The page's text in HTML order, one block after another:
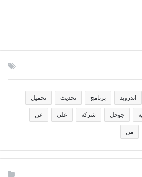
اندرويد برنامج تحديث تحميل
جوجل شركة على عن
من